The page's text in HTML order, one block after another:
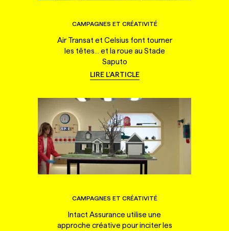
CAMPAGNES ET CRÉATIVITÉ
Air Transat et Celsius font tourner
les têtes... et la roue au Stade
Saputo
LIRE L'ARTICLE
CAMPAGNES ET CRÉATIVITÉ
Intact Assurance utilise une
approche créative pour inciter les